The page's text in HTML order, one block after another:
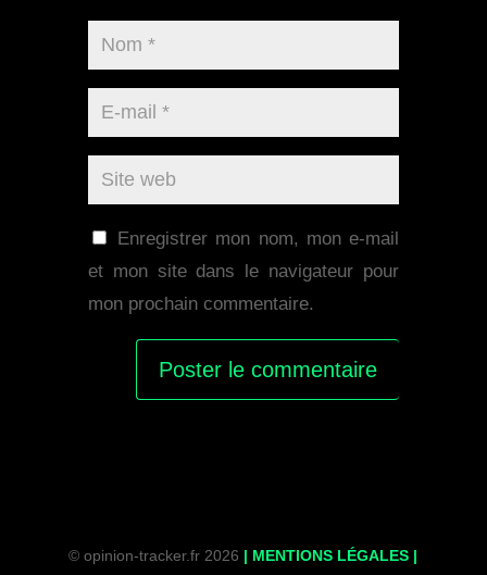
Enregistrer mon nom, mon e-mail
et mon site dans le navigateur pour
mon prochain commentaire.
© opinion-tracker.fr 2026 | MENTIONS LÉGALES |